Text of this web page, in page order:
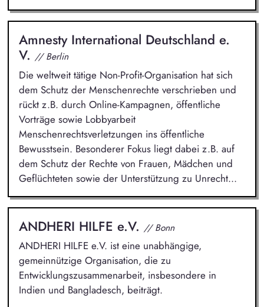
Amnesty International Deutschland e.
V. // Berlin
Die weltweit tätige Non-Profit-Organisation hat sich
dem Schutz der Menschenrechte verschrieben und
rückt z.B. durch Online-Kampagnen, öffentliche
Vorträge sowie Lobbyarbeit
Menschenrechtsverletzungen ins öffentliche
Bewusstsein. Besonderer Fokus liegt dabei z.B. auf
dem Schutz der Rechte von Frauen, Mädchen und
Geflüchteten sowie der Unterstützung zu Unrecht...
ANDHERI HILFE e.V. // Bonn
ANDHERI HILFE e.V. ist eine unabhängige,
gemeinnützige Organisation, die zu
Entwicklungszusammenarbeit, insbesondere in
Indien und Bangladesch, beiträgt.